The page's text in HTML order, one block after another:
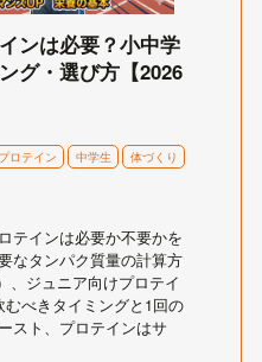
ンは必要？小中学
グ・選び方【2026
プロテイン 中学生
体づくり
テインは必要か不要かを
なタンパク質量の計算方
、ジュニア向けプロテイ
べきタイミングと1回の
スト、プロテインはサ